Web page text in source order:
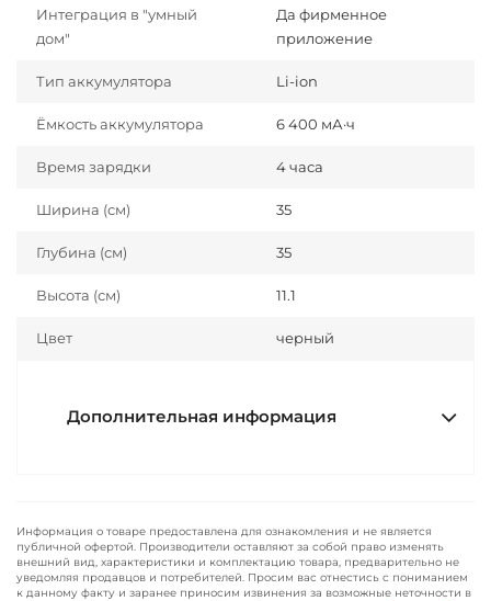
Интеграция в "умный
дом"
Да фирменное
приложение
Тип аккумулятора Li-ion
Ёмкость аккумулятора 6 400 мА·ч
Время зарядки 4 часа
Ширина (см) 35
Глубина (см) 35
Высота (см) 11.1
Цвет черный
Дополнительная информация
Информация о товаре предоставлена для ознакомления и не является
публичной офертой. Производители оставляют за собой право изменять
внешний вид, характеристики и комплектацию товара, предварительно не
уведомляя продавцов и потребителей. Просим вас отнестись с пониманием
к данному факту и заранее приносим извинения за возможные неточности в